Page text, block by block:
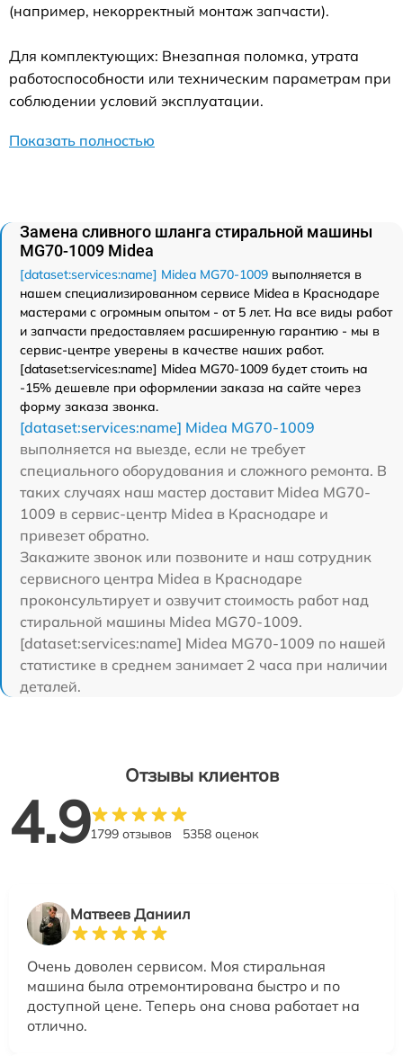
(например, некорректный монтаж запчасти).
Для комплектующих: Внезапная поломка, утрата
работоспособности или техническим параметрам при
соблюдении условий эксплуатации.
Показать полностью
Замена сливного шланга стиральной машины
MG70-1009 Midea
[dataset:services:name] Midea MG70-1009 выполняется в
нашем специализированном сервисе Midea в Краснодаре
мастерами с огромным опытом - от 5 лет. На все виды работ
и запчасти предоставляем расширенную гарантию - мы в
сервис-центре уверены в качестве наших работ.
[dataset:services:name] Midea MG70-1009 будет стоить на
-15% дешевле при оформлении заказа на сайте через
форму заказа звонка.
[dataset:services:name] Midea MG70-1009
выполняется на выезде, если не требует
специального оборудования и сложного ремонта. В
таких случаях наш мастер доставит Midea MG70-
1009 в сервис-центр Midea в Краснодаре и
привезет обратно.
Закажите звонок или позвоните и наш сотрудник
сервисного центра Midea в Краснодаре
проконсультирует и озвучит стоимость работ над
стиральной машины Midea MG70-1009.
[dataset:services:name] Midea MG70-1009 по нашей
статистике в среднем занимает 2 часа при наличии
деталей.
Отзывы клиентов
4.91799 отзывов 5358 оценок
Матвеев Даниил
Очень доволен сервисом. Моя стиральная
машина была отремонтирована быстро и по
доступной цене. Теперь она снова работает на
отлично.